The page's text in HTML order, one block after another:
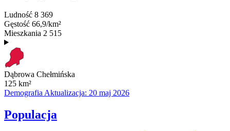
Ludność 8 369
Gęstość 66,9/km²
Mieszkania 2 515
Dąbrowa Chełmińska
125 km²
Demografia Aktualizacja: 20 maj 2026
Populacja